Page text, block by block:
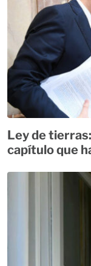
Ley de
capítulo que